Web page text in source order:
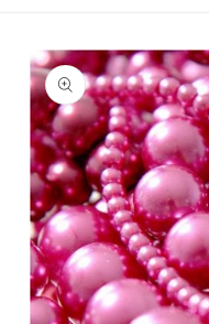
Passer aux
informations
produits